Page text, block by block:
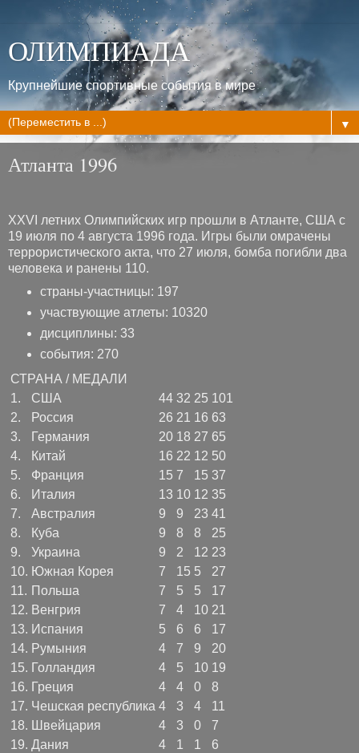
ОЛИМПИАДА
Крупнейшие спортивные события в мире
▼
Атланта 1996
XXVI летних Олимпийских игр прошли в Атланте, США с
19 июля по 4 августа 1996 года. Игры были омрачены
террористического акта, что 27 июля, бомба погибли два
человека и ранены 110.
страны-участницы: 197
участвующие атлеты: 10320
дисциплины: 33
события: 270
СТРАНА / МЕДАЛИ
1.
США 44 32 25 101
2.
Россия 26 21 16 63
3.
Германия 20 18 27 65
4.
Китай 16 22 12 50
5.
Франция 15 7 15 37
6.
Италия 13 10 12 35
7.
Австралия 9 9 23 41
8.
Куба 9 8 8
25
9.
Украина 9 2 12 23
10. Южная Корея 7 15 5
27
11. Польша 7 5 5
17
12. Венгрия 7 4 10 21
13. Испания 5 6 6
17
14. Румыния 4 7 9
20
15. Голландия 4 5 10 19
16. Греция 4 4 0
8
17. Чешская республика 4 3 4
11
18. Швейцария 4 3 0
7
19. Дания 4 1 1
6